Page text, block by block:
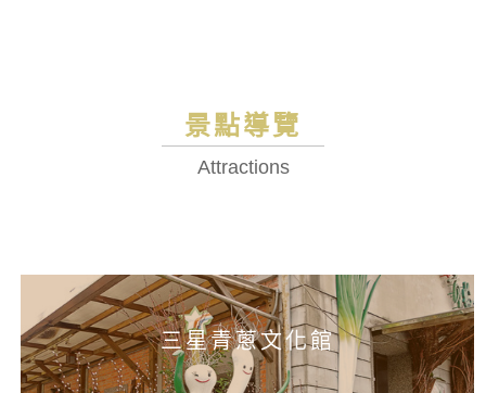
景點導覽
Attractions
三星青蔥文化館